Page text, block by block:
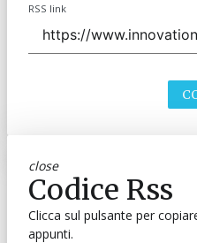
RSS link
close
Codice Rss
Clicca sul pulsante per
appunti.